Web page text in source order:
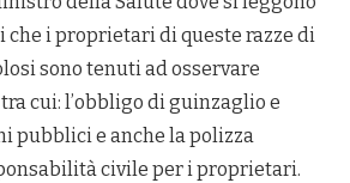
i proprietari di queste razze di
sono tenuti ad osservare
cui: l’obbligo di guinzaglio e
pubblici e anche la polizza
civile per i proprietari.